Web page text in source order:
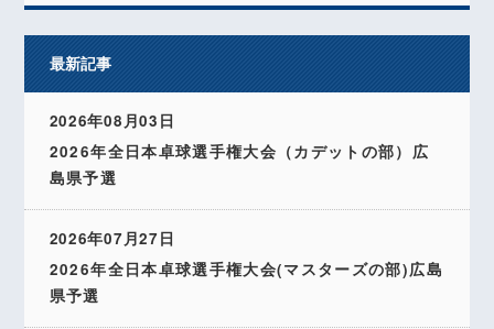
最新記事
2026年08月03日
2026年全日本卓球選手権大会（カデットの部）広
島県予選
2026年07月27日
2026年全日本卓球選手権大会(マスターズの部)広島
県予選